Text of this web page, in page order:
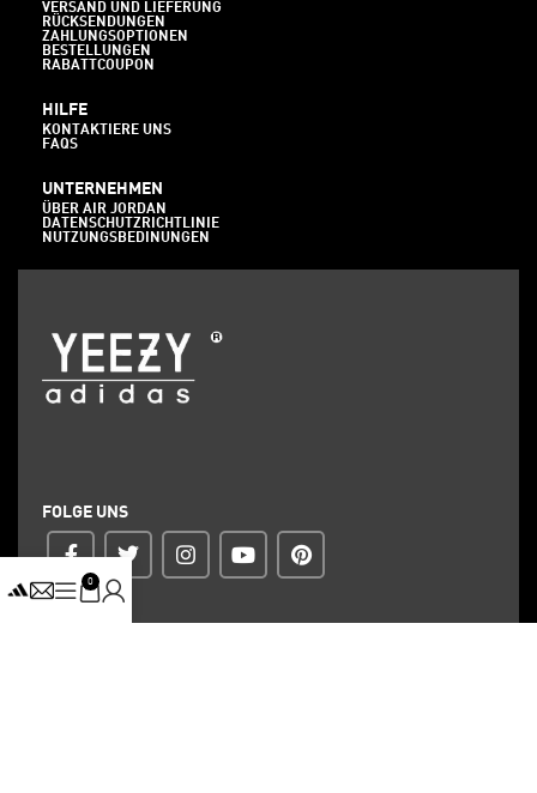
VERSAND UND LIEFERUNG
RÜCKSENDUNGEN
ZAHLUNGSOPTIONEN
BESTELLUNGEN
RABATTCOUPON
HILFE
KONTAKTIERE UNS
FAQS
UNTERNEHMEN
ÜBER AIR JORDAN
DATENSCHUTZRICHTLINIE
NUTZUNGSBEDINUNGEN
FOLGE UNS
0